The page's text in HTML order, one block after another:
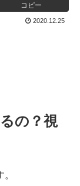
コピー
2020.12.25
の？視